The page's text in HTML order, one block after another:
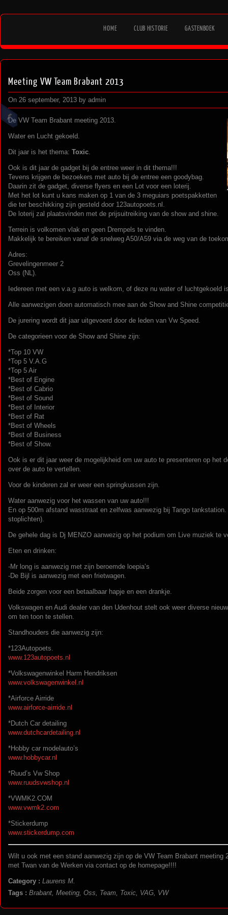
HOME CLUB HISTORIE GASTENBOEK
Meeting VW Team Brabant 2013
On 26 september, 2013 by admin
De VW Team Brabant meeting 2013.
Water en Lucht gekoeld.
Dit jaar is het thema: Toxic
Ook is dit jaar de gadget bij de entree weer in dit thema!!!
Tevens krijgen de bezoekers met auto bij de entree een goodybag.
Daarin zit de gadget, diverse flyers en een Lot voor een loterij.
Met het lot kunt u kans maken op 1 van de 3 meguiars poetspakketten
die ter beschikking zijn gesteld door 123autopoets.nl.
De loterij zal plaatsvinden met de prijsuitreiking van de show and shine.
Terrein is volkomen vlak en geen Drempels te vinden.
Makkelijk te bereiken vanaf de snelweg A50/A59 via de weg van de
Adres:
Grevelingenmeer 2
Oss (NL).
Iedereen met een v.a.g auto is welkom, of deze nu water of luchtgekoeld
Alle aanwezigen doen automatisch mee aan de Show and Shine
De jurering wordt dit jaar uitgevoerd door de leden van Vw Speed.
De categorieen voor de Show and Shine zijn:
*Top 10 VW
*Top 5 V.A.G
*Top 5 Air
*Best of Engine
*Best of Cabrio
*Best of Sound
*Best of Interior
*Best of Rat
*Best of Wheels
*Best of Business
*Best of Show.
Ook is er dit jaar weer de mogelijkheid om uw auto te presenteren op het
over de auto te vertellen.
Voor de kinderen zal er weer een springkussen zijn.
Water aanwezig voor het wassen van uw auto!!!
En op 500m afstand wasstraat en zelfwas aanwezig bij Tango
stoplichten).
De gehele dag is Dj MENZO aanwezig op het podium om Live muziek te
Eten en drinken:
-Mr long is aanwezig met zijn beroemde loepia’s
-De Bijl is aanwezig met een frietwagen.
Beide zorgen voor een betaalbaar hapje en een drankje.
Volkswagen en Audi dealer van den Udenhout stelt ook weer diverse
om ten toon te stellen.
Standhouders die aanwezig zijn:
*123Autopoets.
www.123autopoets.nl
*Volkswagenwinkel Harm Hendriksen
www.volkswagenwinkel.nl
*Airforce Airride
www.airforce-airride.nl
*Dutch Car detailing
www.dutchcardetailing.nl
*Hobby car modelauto’s
www.hobbycar.nl
*Ruud’s Vw Shop
www.ruudsvwshop.nl
*VWMK2.COM
www.vwmk2.com
*Stickerdump
www.stickerdump.com
Wilt u ook met een stand aanwezig zijn op de VW Team Brabant meeting
met Twan van de Werken via contact op de homepage!!!!
Category : Laurens M.
Tags : Brabant Meeting Oss Team Toxic VAG VW